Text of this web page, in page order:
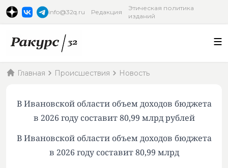
info@32q.ru Редакция
Этическая политика
изданий
Главная Происшествия Новость
В Ивановской области объем доходов бюджета
в 2026 году составит 80,99 млрд рублей
В Ивановской области объем доходов бюджета
в 2026 году составит 80,99 млрд